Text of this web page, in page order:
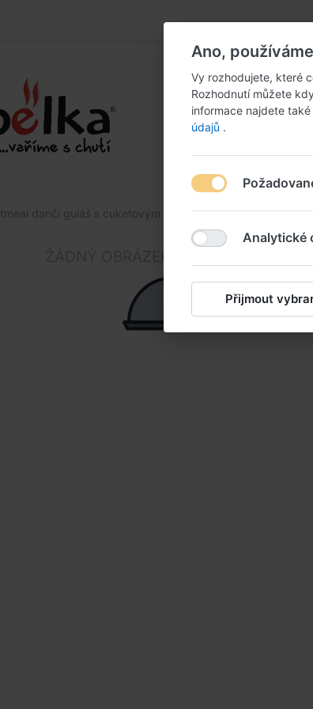
dančí guláš s cuketovým bramboráčkem
Ano,
Vy rozhodujete, které
Rozhodnutí můžete
informace najdete
údajů .
Analytické
Přijmout